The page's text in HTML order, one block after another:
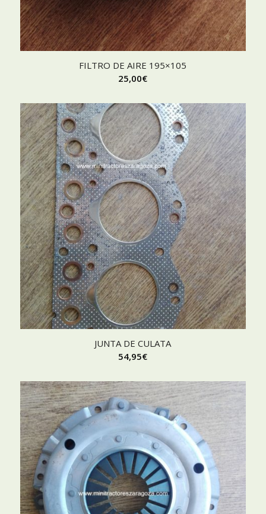
FILTRO DE AIRE 195×105
25,00€
JUNTA DE CULATA
54,95€